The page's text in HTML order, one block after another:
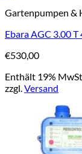
Gartenpumpen &
Ebara AGC 3.00 T
€530,00
Enthält 19%
zzgl.Versand